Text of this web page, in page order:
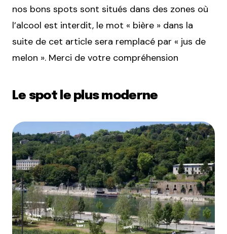
nos bons spots sont situés dans des zones où
l’alcool est interdit, le mot « bière » dans la
suite de cet article sera remplacé par « jus de
melon ». Merci de votre compréhension
Le spot le plus moderne